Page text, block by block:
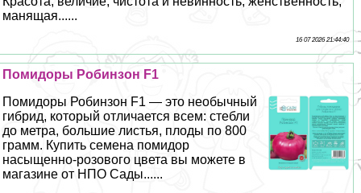
манящая......
16 07 2026 21:44:40
Помидоры Робинзон F1
Помидоры Робинзон F1 — это необычный
гибрид, который отличается всем: стeбли
до метра, большие листья, плоды по 800
грамм. Купить семена помидор
насыщенно-розового цвета вы можете в
магазине от НПО Сады......